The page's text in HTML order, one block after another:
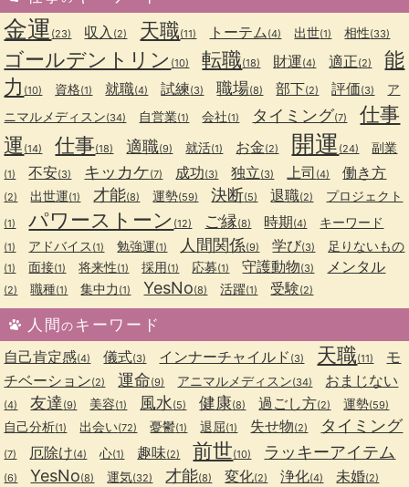
金運 (23) 収入 (2) 天職(11) トーテム (4) 出世(1) 相性(33)
ゴールデントリン (10) 転職(18) 財運(4) 適正(2)
能
力 (10) 資格(1) 就職(4) 試練(3) 職場(8) 部下(2) 評価(3)
ア
ニマルメディスン(34) 自営業(1) 会社(1) タイミング(7)
仕事
運 (14) 仕事(18) 適職(9) 就活(1) お金(2) 開運 (24) 副業
(1) 不安(3) キッカケ(7) 成功(3) 独立(3) 上司 (4) 働き方
(2) 出世運(1) 才能(8) 運勢(59) 決断(5) 退職(2) プロジェクト
(1) パワーストーン (12) ご縁(8) 時期(4) キーワード
(1) アドバイス (1) 勉強運(1) 人間関係(9) 学び(3) 足りないもの
(1) 面接(1) 将来性(1) 採用(1) 応募(1) 守護動物(3) メンタル
(2) 職種(1) 集中力 (1) YesNo(8) 活躍(1) 受験(2)
人間のキーワード
自己肯定感(4) 儀式(3) インナーチャイルド (3) 天職(11)
モ
チベーション(2) 運命(9) アニマルメディスン(34) おまじない
(4) 友達 (9) 美容(1) 風水(5) 健康(8) 過ごし方(2) 運勢(59)
自己分析(1) 出会い(72) 憂鬱(1) 退屈(1) 失せ物(2) タイミング
(7) 厄除け(4) 心(1) 趣味(2) 前世(10) ラッキーアイテム
(6) YesNo(8) 運気(32) 才能(8) 変化(2) 浄化(4) 未婚(2)